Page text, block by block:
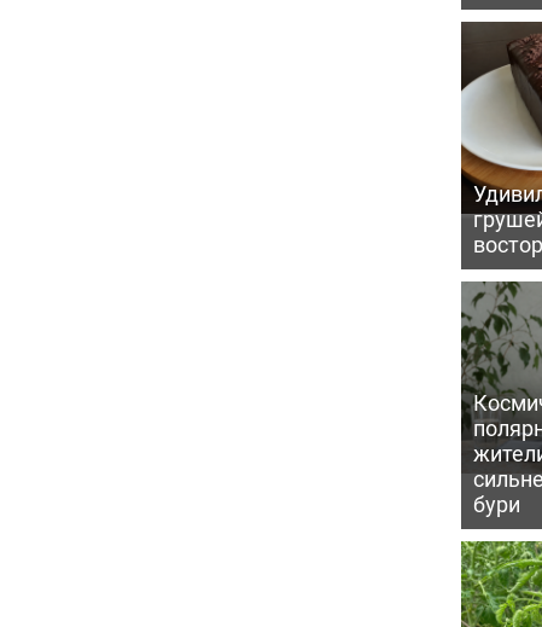
бури